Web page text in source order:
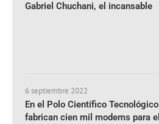
Gabriel Chuchani, el incansable
6 septiembre 2022
En el Polo Científico Tecnológico
fabrican cien mil modems para el